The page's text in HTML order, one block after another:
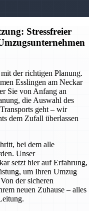
Stressfreier
der richtigen Planung.
Esslingen am Neckar
Sie von Anfang an
die Auswahl des
geht – wir
dem Zufall überlassen
bei dem alle
Unser
setzt hier auf Erfahrung,
um Ihren Umzug
der sicheren
neuen Zuhause – alles